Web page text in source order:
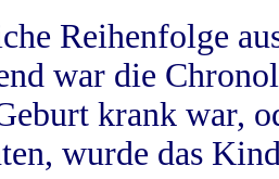
Reihenfolge
war die
krank war,
wurde das